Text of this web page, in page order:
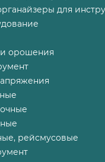
для
орошения
рейсмусовые